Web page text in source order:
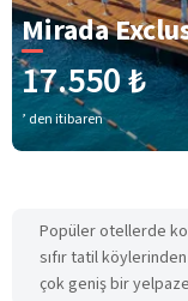
Mirada
17.550 ₺
’ den itibaren
Popüler otellerde
sıfır tatil
çok geniş bir